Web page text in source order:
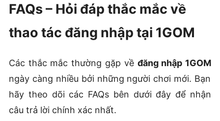
FAQs – Hỏi đáp thắc mắc về
thao tác đăng nhập tại 1GOM
Các thắc mắc thường gặp về đăng nhập 1GOM
ngày càng nhiều bởi những người chơi mới. Bạn
hãy theo dõi các FAQs bên dưới đây để nhận
câu trả lời chính xác nhất.